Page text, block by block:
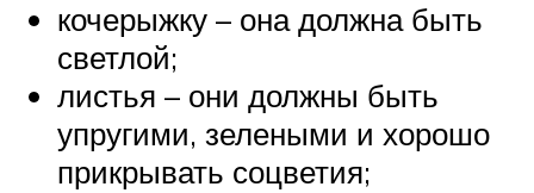
кочерыжку – она должна быть
светлой;
листья – они должны быть
упругими, зелеными и хорошо
прикрывать соцветия;